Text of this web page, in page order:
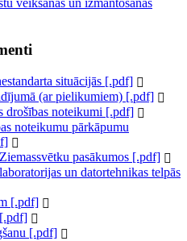
veikšanas un izmantošanas
situācijās [.pdf]
(ar pielikumiem) [.pdf]
drošības noteikumi [.pdf]
noteikumu pārkāpumu
pasākumos [.pdf]
un datortehnikas telpās
[.pdf]
[.pdf]